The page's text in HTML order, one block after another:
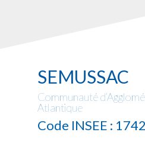
SEMUSSAC
Communauté
Atlantique
Code INSEE :